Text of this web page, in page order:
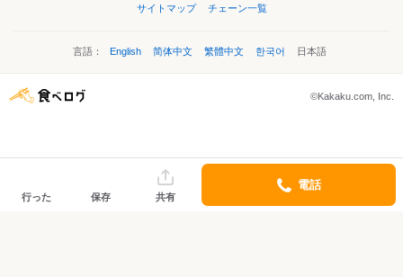
サイトマップ
チェーン一覧
言語： English 简体中文 繁體中文 한국어 日本語
©Kakaku.com, Inc.
行った 保存 共有
電話